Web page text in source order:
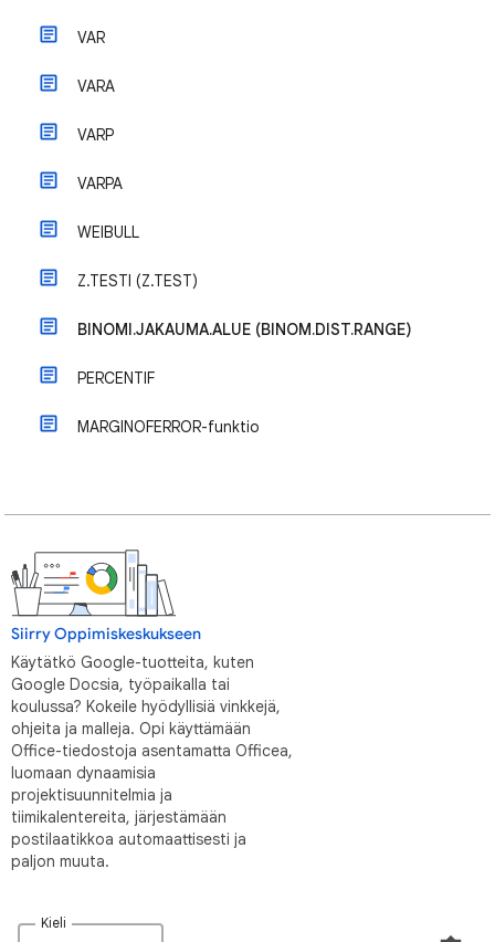
VAR
VARA
VARP
VARPA
WEIBULL
Z.TESTI (Z.TEST)
BINOMI.JAKAUMA.ALUE (BINOM.DIST.RANGE)
PERCENTIF
MARGINOFERROR-funktio
Siirry Oppimiskeskukseen
Käytätkö Google-tuotteita, kuten
Google Docsia, työpaikalla tai
koulussa? Kokeile hyödyllisiä vinkkejä,
ohjeita ja malleja. Opi käyttämään
Office-tiedostoja asentamatta Officea,
luomaan dynaamisia
projektisuunnitelmia ja
tiimikalentereita, järjestämään
postilaatikkoa automaattisesti ja
paljon muuta.
Kieli